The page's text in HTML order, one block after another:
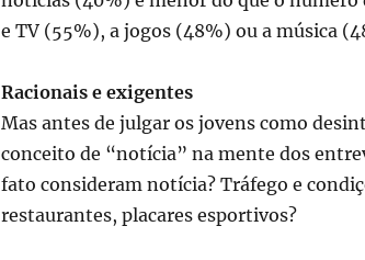
e TV (55%), a jogos (48%) ou a música
Racionais e exigentes
Mas antes de julgar os jovens como
conceito de “notícia” na mente dos
fato consideram notícia? Tráfego e
restaurantes, placares esportivos?